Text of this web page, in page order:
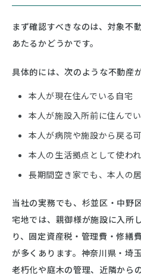
まず確認すべきなのは、対象不
あたるかどうかです。
具体的には、次のような不動産
本人が現在住んでいる自宅
本人が施設入所前に住んで
本人が病院や施設から戻る
本人の生活拠点として使わ
長期間空き家でも、本人の
当社の実務でも、杉並区・中野
宅地では、親御様が施設に入所
り、固定資産税・管理費・修繕
が多くあります。神奈川県・埼
老朽化や庭木の管理、近隣から